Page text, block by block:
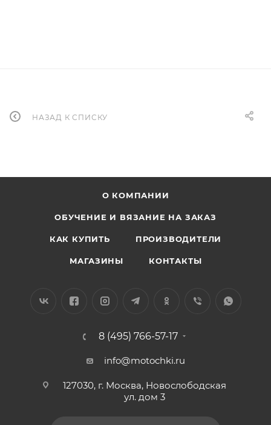
НАЗАД К СПИСКУ
О КОМПАНИИ
ОБУЧЕНИЕ И ВЯЗАНИЕ НА ЗАКАЗ
КАК КУПИТЬ ПРОИЗВОДИТЕЛИ
МАГАЗИНЫ КОНТАКТЫ
8 (495) 766-57-17
info@motochki.ru
127030, г. Москва, Новослободская
ул. дом 3